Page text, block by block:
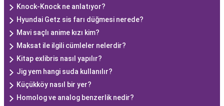
Knock-Knock ne anlatıyor?
Hyundai Getz sis farı düğmesi nerede?
Mavi saçlı anime kızı kim?
Maksat ile ilgili cümleler nelerdir?
Kitap exlibris nasıl yapılır?
Jig yem hangi suda kullanılır?
Küçükköy nasıl bir yer?
Homolog ve analog benzerlik nedir?